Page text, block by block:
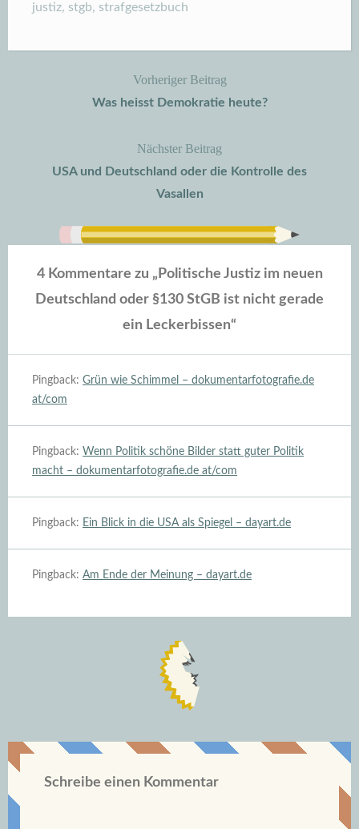
justiz, stgb, strafgesetzbuch
BeitragsnavigationVorheriger Beitrag
Was heisst Demokratie heute?
Nächster Beitrag
USA und Deutschland oder die Kontrolle des
Vasallen
4 Kommentare zu „ Politische Justiz im neuen
Deutschland oder §130 StGB ist nicht gerade
ein Leckerbissen“
Pingback: Grün wie Schimmel – dokumentarfotografie.de
at/com
Pingback: Wenn Politik schöne Bilder statt guter Politik
macht – dokumentarfotografie.de at/com
Pingback: Ein Blick in die USA als Spiegel – dayart.de
Pingback: Am Ende der Meinung – dayart.de
Schreibe einen Kommentar